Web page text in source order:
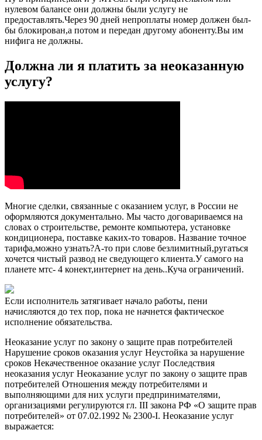
нулевом балансе они должны были услугу не
предоставлять.Через 90 дней непроплаты номер должен был-
бы блокирован,а потом и передан другому абоненту.Вы им
нифига не должны.
Должна ли я платить за неоказанную
услугу?
Многие сделки, связанные с оказанием услуг, в России не
оформляются документально. Мы часто договариваемся на
словах о строительстве, ремонте компьютера, установке
кондиционера, поставке каких-то товаров. Название точное
тарифа,можно узнать?А-то при слове безлимитный,ругаться
хочется чистый развод не сведующего клиента.У самого на
планете мтс- 4 конект,интернет на день..Куча ограничений.
Если исполнитель затягивает начало работы, пени
начисляются до тех пор, пока не начнется фактическое
исполнение обязательства.
Неоказание услуг по закону о защите прав потребителей
Нарушение сроков оказания услуг Неустойка за нарушение
сроков Некачественное оказание услуг Последствия
неоказания услуг Неоказание услуг по закону о защите прав
потребителей Отношения между потребителями и
выполняющими для них услуги предпринимателями,
организациями регулируются гл. III закона РФ «О защите прав
потребителей» от 07.02.1992 № 2300-I. Неоказание услуг
выражается: